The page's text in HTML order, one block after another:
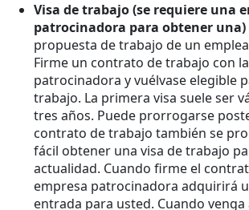
Visa de trabajo (se requiere una
patrocinadora para obtener una)
propuesta de trabajo de un
Firme un contrato de trabajo con
patrocinadora y vuélvase elegible
trabajo. La primera visa suele ser
tres años. Puede prorrogarse
contrato de trabajo también se
fácil obtener una visa de trabajo
actualidad. Cuando firme el
empresa patrocinadora adquirirá
entrada para usted. Cuando venga